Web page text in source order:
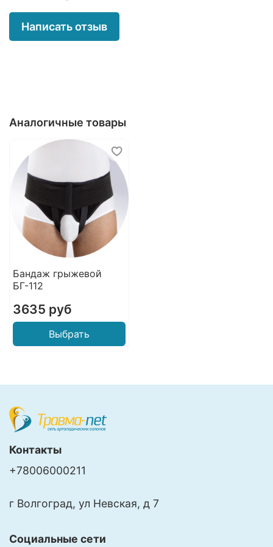
профилактики паховых грыж.
Показания к применению:
размер
обхват бедер, см
80-95
100-115
XXL
110-125
Написать отзыв
Аналогичные товары
Бандаж грыжевой
БГ-112
3635 руб
Выбрать
Контакты
+78006000211
г Волгоград, ул Невская, д 7
Социальные сети